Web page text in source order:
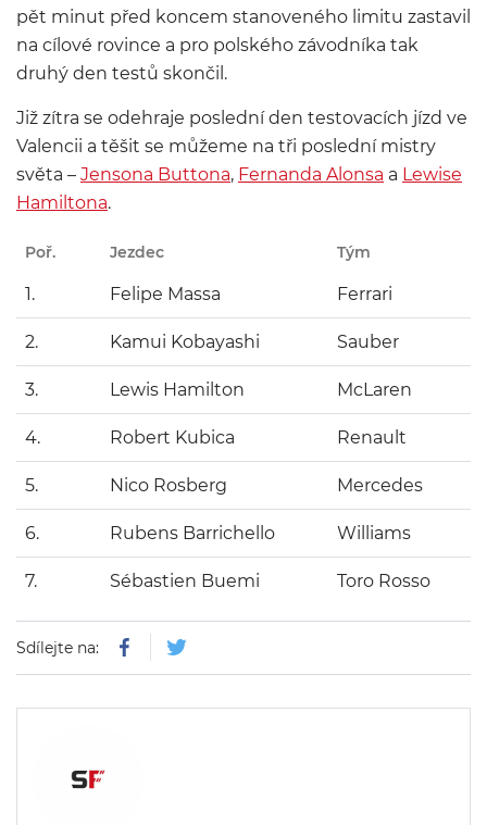
pět minut před koncem stanoveného limitu zastavil
na cílové rovince a pro polského závodníka tak
druhý den testů skončil.
Již zítra se odehraje poslední den testovacích jízd ve
Valencii a těšit se můžeme na tři poslední mistry
světa – Jensona Buttona, Fernanda Alonsa a Lewise
Hamiltona.
Poř. Jezdec Tým
1. Felipe Massa Ferrari
2. Kamui Kobayashi Sauber
3. Lewis Hamilton McLaren
4. Robert Kubica Renault
5. Nico Rosberg Mercedes
6. Rubens Barrichello Williams
7. Sébastien Buemi Toro Rosso
Sdílejte na: